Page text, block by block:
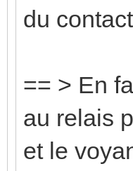
du
== > En
au relais
et le